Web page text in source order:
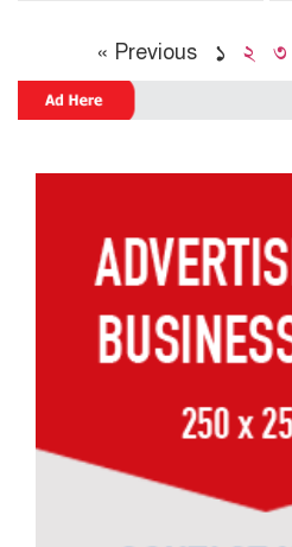
« Previous ১ ২ ৩